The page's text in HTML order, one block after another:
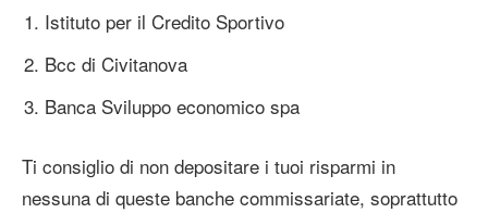
Istituto per il Credito Sportivo
Bcc di Civitanova
Banca Sviluppo economico spa
Ti consiglio di non depositare i tuoi risparmi in
nessuna di queste banche commissariate, soprattutto